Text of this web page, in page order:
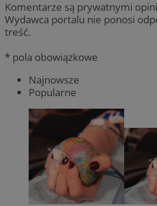
Komentarze są prywatnymi
Wydawca portalu nie ponosi
treść.
* pola obowiązkowe
Najnowsze
Popularne